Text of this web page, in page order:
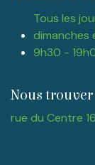
Tous les
dimanches
9h30 -
Nous trouver
rue du Centre